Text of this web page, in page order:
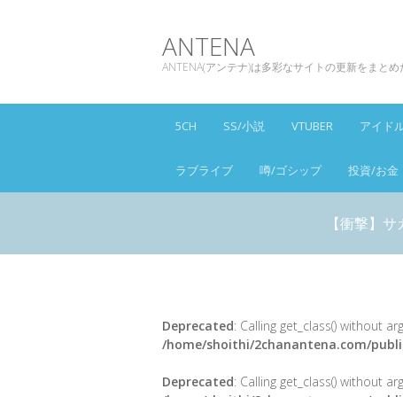
ANTENA
ANTENA(アンテナ)は多彩なサイトの更新をまとめ
5CH SS/小説 VTUBER アイド
ラブライブ 噂/ゴシップ 投資/お金
【衝撃】
Deprecated: Calling get_class() without
/home/shoithi/2chanantena.com/
Deprecated: Calling get_class() without